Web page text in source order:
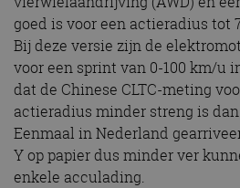
goed is voor een actieradius tot
Bij deze versie zijn de
voor een sprint van 0-100 km/u
dat de Chinese CLTC-meting
actieradius minder streng is dan
Eenmaal in Nederland
Y op papier dus minder ver
enkele acculading.